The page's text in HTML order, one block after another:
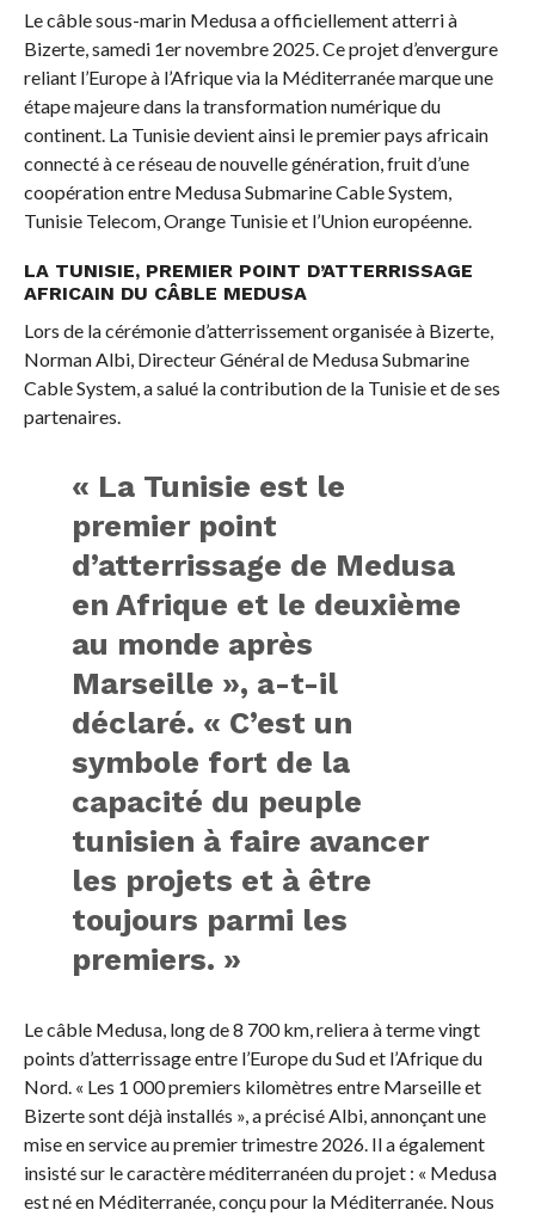
Le câble sous-marin Medusa a officiellement atterri à
Bizerte, samedi 1er novembre 2025. Ce projet d’envergure
reliant l’Europe à l’Afrique via la Méditerranée marque une
étape majeure dans la transformation numérique du
continent. La Tunisie devient ainsi le premier pays africain
connecté à ce réseau de nouvelle génération, fruit d’une
coopération entre Medusa Submarine Cable System,
Tunisie Telecom, Orange Tunisie et l’Union européenne.
LA TUNISIE, PREMIER POINT D’ATTERRISSAGE
AFRICAIN DU CÂBLE MEDUSA
Lors de la cérémonie d’atterrissement organisée à Bizerte,
Norman Albi, Directeur Général de Medusa Submarine
Cable System, a salué la contribution de la Tunisie et de ses
partenaires.
« La Tunisie est le
premier point
d’atterrissage de Medusa
en Afrique et le deuxième
au monde après
Marseille », a-t-il
déclaré. « C’est un
symbole fort de la
capacité du peuple
tunisien à faire avancer
les projets et à être
toujours parmi les
premiers. »
Le câble Medusa, long de 8 700 km, reliera à terme vingt
points d’atterrissage entre l’Europe du Sud et l’Afrique du
Nord. « Les 1 000 premiers kilomètres entre Marseille et
Bizerte sont déjà installés », a précisé Albi, annonçant une
mise en service au premier trimestre 2026. Il a également
insisté sur le caractère méditerranéen du projet : « Medusa
est né en Méditerranée, conçu pour la Méditerranée. Nous